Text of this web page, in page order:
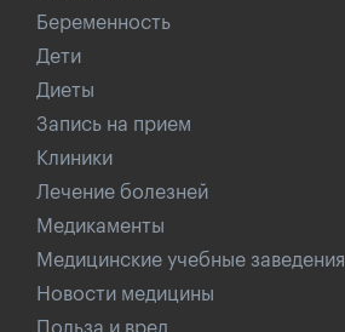
Беременность
Дети
Диеты
Запись на прием
Клиники
Лечение болезней
Медикаменты
Медицинские учебные заведения
Новости медицины